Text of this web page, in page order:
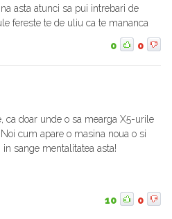
asta atunci sa pui intrebari de
fereste te de uliu ca te mananca
0 0
ca doar unde o sa mearga X5-urile
cum apare o masina noua o si
sange mentalitatea asta!
10 0